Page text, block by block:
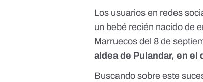
Los usuarios en redes
un bebé recién nacido de
Marruecos del 8 de
aldea de Pulandar, en
Buscando sobre este